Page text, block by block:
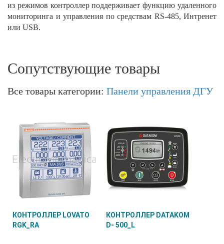
из режимов контроллер поддерживает функцию удаленного
мониторинга и управления по средствам RS-485, Интренет
или USB.
Сопутствующие товары
Все товары категории: Панели управления ДГУ
КОНТРОЛЛЕР LOVATO
RGK_RA
КОНТРОЛЛЕР DATAKOM
D- 500_L